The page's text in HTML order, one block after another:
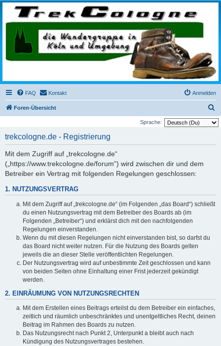
trekcologne.de
Wanderungen rund um Köln
FAQ Kontakt Anmelden
Foren-Übersicht
u
Sprache:
trekcologne.de - Registrierung
Mit dem Zugriff auf „trekcologne.de“
(„https://www.trekcologne.de/forum“) wird zwischen dir und dem
Betreiber ein Vertrag mit folgenden Regelungen geschlossen:
1. NUTZUNGSVERTRAG
Mit dem Zugriff auf „trekcologne.de“ (im Folgenden „das Board“) schließt
du einen Nutzungsvertrag mit dem Betreiber des Boards ab (im
Folgenden „Betreiber“) und erklärst dich mit den nachfolgenden
Regelungen einverstanden.
Wenn du mit diesen Regelungen nicht einverstanden bist, so darfst du
das Board nicht weiter nutzen. Für die Nutzung des Boards gelten
jeweils die an dieser Stelle veröffentlichten Regelungen.
Der Nutzungsvertrag wird auf unbestimmte Zeit geschlossen und kann
von beiden Seiten ohne Einhaltung einer Frist jederzeit gekündigt
werden.
2. EINRÄUMUNG VON NUTZUNGSRECHTEN
Mit dem Erstellen eines Beitrags erteilst du dem Betreiber ein einfaches,
zeitlich und räumlich unbeschränktes und unentgeltliches Recht, deinen
Beitrag im Rahmen des Boards zu nutzen.
Das Nutzungsrecht nach Punkt 2, Unterpunkt a bleibt auch nach
Kündigung des Nutzungsvertrages bestehen.